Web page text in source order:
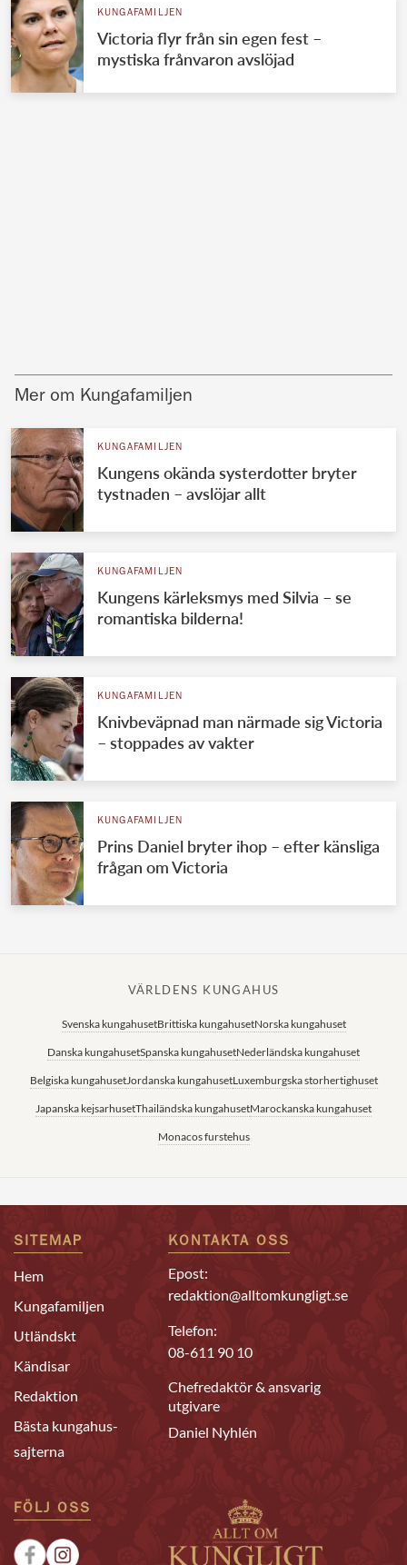
KUNGAFAMILJEN
Victoria flyr från sin egen fest –
mystiska frånvaron avslöjad
Mer om Kungafamiljen
KUNGAFAMILJEN
Kungens okända systerdotter bryter
tystnaden – avslöjar allt
KUNGAFAMILJEN
Kungens kärleksmys med Silvia – se
romantiska bilderna!
KUNGAFAMILJEN
Knivbeväpnad man närmade sig Victoria
– stoppades av vakter
KUNGAFAMILJEN
Prins Daniel bryter ihop – efter känsliga
frågan om Victoria
VÄRLDENS KUNGAHUS
Svenska kungahusetBrittiska kungahusetNorska kungahuset
Danska kungahusetSpanska kungahusetNederländska kungahuset
Belgiska kungahusetJordanska kungahusetLuxemburgska storhertighuset
Japanska kejsarhusetThailändska kungahusetMarockanska kungahuset
Monacos furstehus
SITEMAP
Hem
Kungafamiljen
Utländskt
Kändisar
Redaktion
Bästa kungahus-
sajterna
KONTAKTA OSS
Epost:
redaktion@alltomkungligt.se
Telefon:
08-611 90 10
Chefredaktör & ansvarig
utgivare
Daniel Nyhlén
FÖLJ OSS